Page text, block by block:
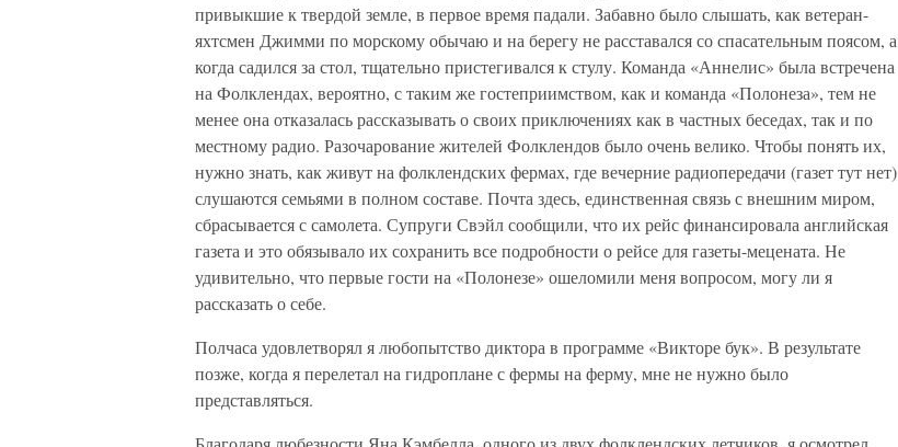
привыкшие к твердой земле, в первое время падали. Забавно было слышать, как ветеран-
яхтсмен Джимми по морскому обычаю и на берегу не расставался со спасательным поясом, а
когда садился за стол, тщательно пристегивался к стулу. Команда «Аннелис» была встречена
на Фолклендах, вероятно, с таким же гостеприимством, как и команда «Полонеза», тем не
менее она отказалась рассказывать о своих приключениях как в частных беседах, так и по
местному радио. Разочарование жителей Фолклендов было очень велико. Чтобы понять их,
нужно знать, как живут на фолклендских фермах, где вечерние радиопередачи (газет тут нет)
слушаются семьями в полном составе. Почта здесь, единственная связь с внешним миром,
сбрасывается с самолета. Супруги Свэйл сообщили, что их рейс финансировала английская
газета и это обязывало их сохранить все подробности о рейсе для газеты-мецената. Не
удивительно, что первые гости на «Полонезе» ошеломили меня вопросом, могу ли я
рассказать о себе.
Полчаса удовлетворял я любопытство диктора в программе «Викторе бук». В результате
позже, когда я перелетал на гидроплане с фермы на ферму, мне не нужно было
представляться.